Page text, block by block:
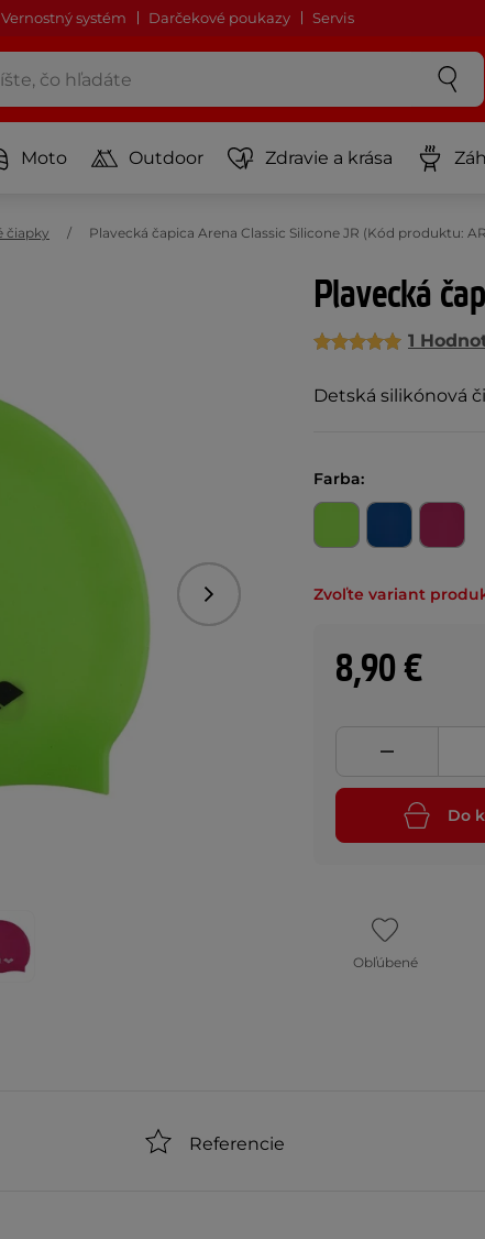
Vernostný systém Darčekové poukazy Servis
Moto Outdoor Zdravie a krása
čiapky Plavecká čapica Arena Classic Silicone JR (Kód produktu:
Plavecká
1
Detská silikónová
Nasledujúce
Farba:
Zvoľte variant
8,90 €
Do
Obľúbené
Referencie